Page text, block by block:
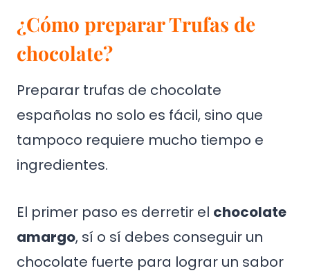
¿Cómo preparar Trufas de
chocolate?
Preparar trufas de chocolate
españolas no solo es fácil, sino que
tampoco requiere mucho tiempo e
ingredientes.
El primer paso es derretir el chocolate
amargo, sí o sí debes conseguir un
chocolate fuerte para lograr un sabor